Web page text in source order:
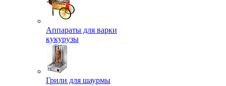
Аппараты для варки
кукурузы
Грили для шаурмы